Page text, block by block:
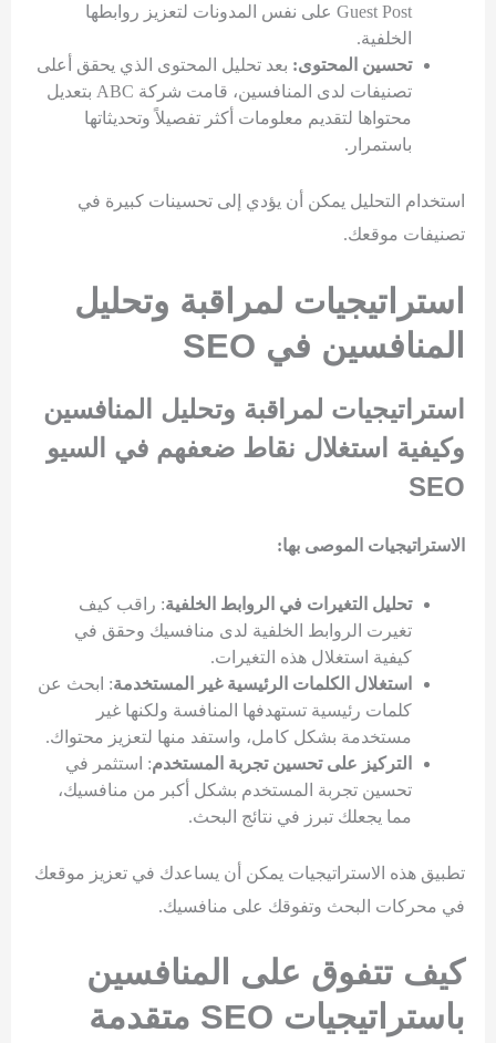
Guest Post على نفس المدونات لتعزيز روابطها
الخلفية.
تحسين المحتوى: بعد تحليل المحتوى الذي يحقق أعلى
تصنيفات لدى المنافسين، قامت شركة ABC بتعديل
محتواها لتقديم معلومات أكثر تفصيلاً وتحديثاتها
باستمرار.
استخدام التحليل يمكن أن يؤدي إلى تحسينات كبيرة في
تصنيفات موقعك.
استراتيجيات لمراقبة وتحليل
المنافسين في SEO
استراتيجيات لمراقبة وتحليل المنافسين
وكيفية استغلال نقاط ضعفهم في السيو
SEO
الاستراتيجيات الموصى بها:
تحليل التغيرات في الروابط الخلفية: راقب كيف
تغيرت الروابط الخلفية لدى منافسيك وحقق في
كيفية استغلال هذه التغيرات.
استغلال الكلمات الرئيسية غير المستخدمة: ابحث عن
كلمات رئيسية تستهدفها المنافسة ولكنها غير
مستخدمة بشكل كامل، واستفد منها لتعزيز محتواك.
التركيز على تحسين تجربة المستخدم: استثمر في
تحسين تجربة المستخدم بشكل أكبر من منافسيك،
مما يجعلك تبرز في نتائج البحث.
تطبيق هذه الاستراتيجيات يمكن أن يساعدك في تعزيز موقعك
في محركات البحث وتفوقك على منافسيك.
كيف تتفوق على المنافسين
باستراتيجيات SEO متقدمة